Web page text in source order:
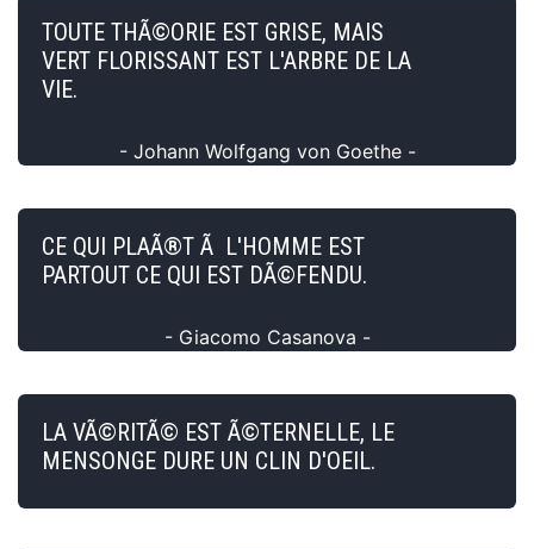
TOUTE THÃ©ORIE EST GRISE, MAIS
VERT FLORISSANT EST L'ARBRE DE LA
VIE.
- Johann Wolfgang von Goethe -
CE QUI PLAÃ®T Ã L'HOMME EST
PARTOUT CE QUI EST DÃ©FENDU.
- Giacomo Casanova -
LA VÃ©RITÃ© EST Ã©TERNELLE, LE
MENSONGE DURE UN CLIN D'OEIL.